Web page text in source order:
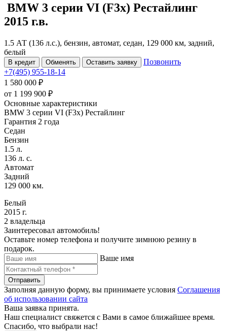
BMW 3 серии VI (F3x) Рестайлинг
2015 г.в.
1.5 АТ (136 л.с.), бензин, автомат, седан, 129 000 км, задний,
белый
В кредит Обменять Оставить заявку
Позвонить
+7(495) 955-18-14
1 580 000 ₽
от 1 199 900 ₽
Основные характеристики
BMW 3 серии VI (F3x) Рестайлинг
Гарантия 2 года
Седан
Бензин
1.5 л.
136 л. с.
Автомат
Задний
129 000 км.
Белый
2015 г.
2 владельца
Заинтересовал автомобиль!
Оставьте номер телефона и получите зимнюю резину в
подарок.
Ваше имя
Отправить
Заполняя данную форму, вы принимаете условия Соглашения
об использовании сайта
Ваша заявка принята.
Наш специалист свяжется с Вами в самое ближайшее время.
Спасибо, что выбрали нас!